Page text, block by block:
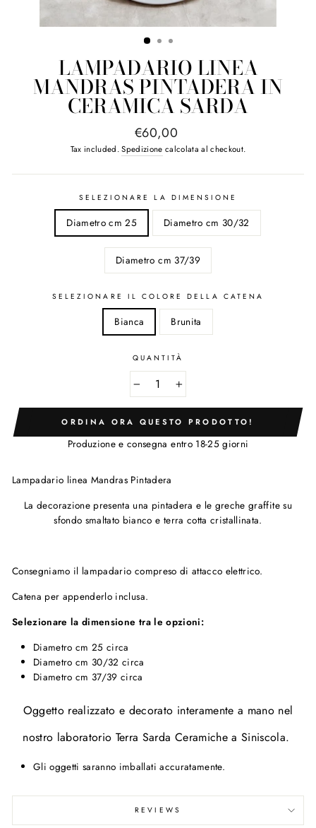
LAMPADARIO LINEA
MANDRAS PINTADERA IN
CERAMICA SARDA
Regular
price
€60,00
Tax included.Spedizione calcolata al checkout.
SELEZIONARE LA DIMENSIONE
Diametro cm 25 Diametro cm 30/32
Diametro cm 37/39
SELEZIONARE IL COLORE DELLA CATENA
Bianca Brunita
QUANTITÀ
+
ORDINA ORA QUESTO PRODOTTO!
Produzione e consegna entro 18-25 giorni
Lampadario linea Mandras Pintadera
La decorazione presenta una pintadera e le greche graffite su
sfondo smaltato bianco e terra cotta cristallinata.
Consegniamo il lampadario compreso di attacco elettrico.
Catena per appenderlo inclusa.
Selezionare la dimensione tra le opzioni:
Diametro cm 25 circa
Diametro cm 30/32 circa
Diametro cm 37/39 circa
Oggetto realizzato e decorato interamente a mano nel
nostro laboratorio Terra Sarda Ceramiche a Siniscola.
Gli oggetti saranno imballati accuratamente.
REVIEWS